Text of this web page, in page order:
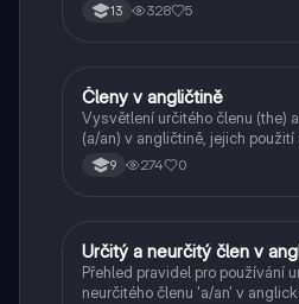
13 328 5
Angličtina
Členy v angličtině
Vysvětlení určitého členu (the)
(a/an) v angličtině, jejich
9 274 0
Angličtina
Určitý a neurčitý člen v
Přehled pravidel pro používání
neurčitého členu 'a/an' v